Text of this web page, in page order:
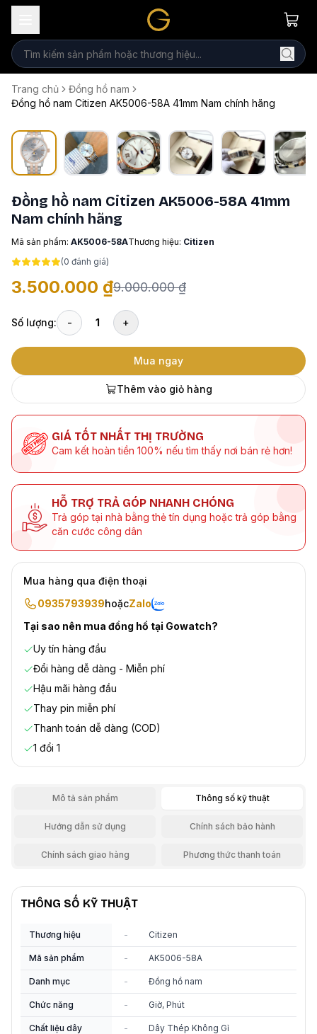
Trang chủ
Đồng hồ nam
Đồng hồ nam Citizen AK5006-58A 41mm Nam chính hãng
Đồng hồ nam Citizen AK5006-58A 41mm
Nam chính hãng
Mã sản phẩm: AK5006-58AThương hiệu: Citizen
(0 đánh giá)
3.500.000 ₫9.000.000 ₫
Số lượng: - 1 +
Mua ngay
Thêm vào giỏ hàng
GIÁ TỐT NHẤT THỊ TRƯỜNG
Cam kết hoàn tiền 100% nếu tìm thấy nơi bán rẻ hơn!
HỖ TRỢ TRẢ GÓP NHANH CHÓNG
Trả góp tại nhà bằng thẻ tín dụng hoặc trả góp bằng
căn cước công dân
Mua hàng qua điện thoại
0935793939hoặcZalo
Tại sao nên mua đồng hồ tại Gowatch?
Uy tín hàng đầu
Đổi hàng dễ dàng - Miễn phí
Hậu mãi hàng đầu
Thay pin miễn phí
Thanh toán dễ dàng (COD)
1 đổi 1
Mô tả sản phẩm Thông số kỹ thuật
Hướng dẫn sử dụng Chính sách bảo hành
Chính sách giao hàng Phương thức thanh toán
THÔNG SỐ KỸ THUẬT
Thương hiệu - Citizen
Mã sản phẩm - AK5006-58A
Danh mục - Đồng hồ nam
Chức năng - Giờ, Phút
Chất liệu dây - Dây Thép Không Gỉ